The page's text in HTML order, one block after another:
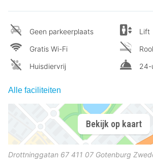
Geen parkeerplaats
Gratis Wi-Fi
Huisdiervrij
Lift
24-
Alle faciliteiten
Bekijk op kaart
Drottninggatan 67 411 07 Gotenburg